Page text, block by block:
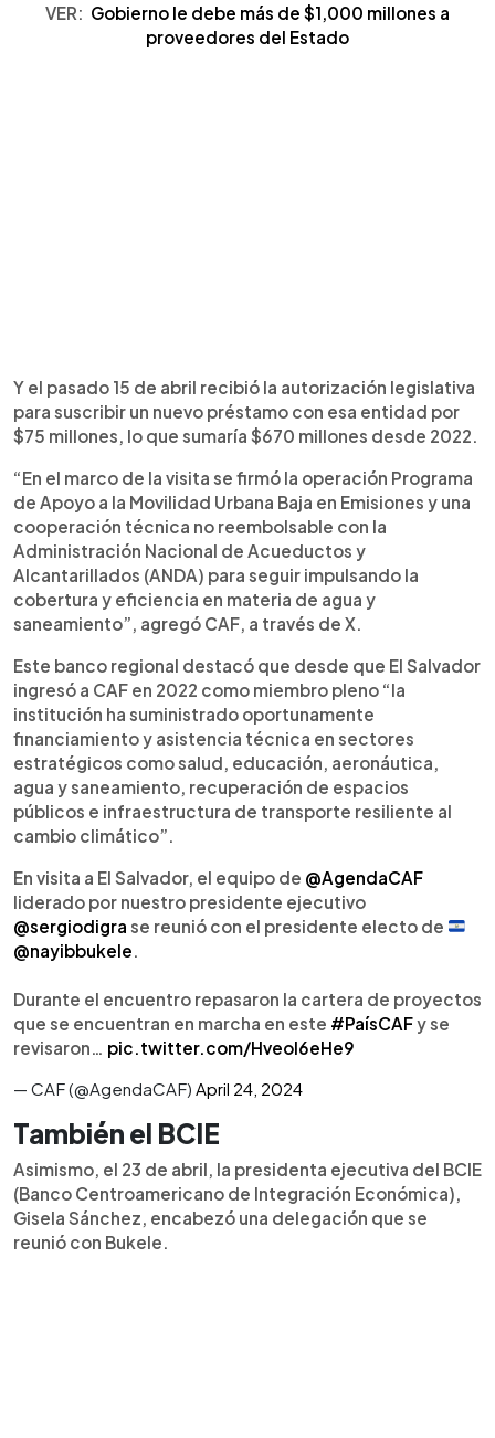
VER: Gobierno le debe más de $1,000 millones a
proveedores del Estado
Y el pasado 15 de abril recibió la autorización legislativa
para suscribir un nuevo préstamo con esa entidad por
$75 millones, lo que sumaría $670 millones desde 2022.
“En el marco de la visita se firmó la operación Programa
de Apoyo a la Movilidad Urbana Baja en Emisiones y una
cooperación técnica no reembolsable con la
Administración Nacional de Acueductos y
Alcantarillados (ANDA) para seguir impulsando la
cobertura y eficiencia en materia de agua y
saneamiento”, agregó CAF, a través de X.
Este banco regional destacó que desde que El Salvador
ingresó a CAF en 2022 como miembro pleno “la
institución ha suministrado oportunamente
financiamiento y asistencia técnica en sectores
estratégicos como salud, educación, aeronáutica,
agua y saneamiento, recuperación de espacios
públicos e infraestructura de transporte resiliente al
cambio climático”.
En visita a El Salvador, el equipo de @AgendaCAF
liderado por nuestro presidente ejecutivo
@sergiodigra se reunió con el presidente electo de
@nayibbukele
Durante el encuentro repasaron la cartera de proyectos
que se encuentran en marcha en este #PaísCAFy se
revisaron… pic.twitter.com/HveoI6eHe9
— CAF (@AgendaCAF) April 24, 2024
También el BCIE
Asimismo, el 23 de abril, la presidenta ejecutiva del BCIE
(Banco Centroamericano de Integración Económica),
Gisela Sánchez, encabezó una delegación que se
reunió con Bukele.